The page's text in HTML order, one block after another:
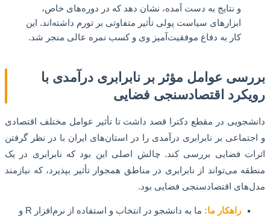
و نتایج به دست آمده، نشان دهد که در دوره‌های خاص،
ابزارهای سیاست پولی تأثیر متفاوتی بر تورم داشته‌اند. این
کار به دفاع موفقیت‌آمیز وی و کسب نمره عالی منجر شد.
عوامل مؤثر بر نابرابری درآمدی با
اقتصادسنجی فضایی
در مقطع دکترا قصد داشت تا تأثیر عوامل مختلف اقتصادی
بر نابرابری درآمدی را در استان‌های ایران با در نظر گرفتن
فضایی بررسی کند. چالش اصلی این بود که نابرابری در یک
می‌تواند از نابرابری در مناطق همجوار تأثیر بپذیرد، که نیازمند
اقتصادسنجی فضایی بود.
راهکار ما:
ما به دانشجو در انتخاب و استفاده از نرم‌افزار R و